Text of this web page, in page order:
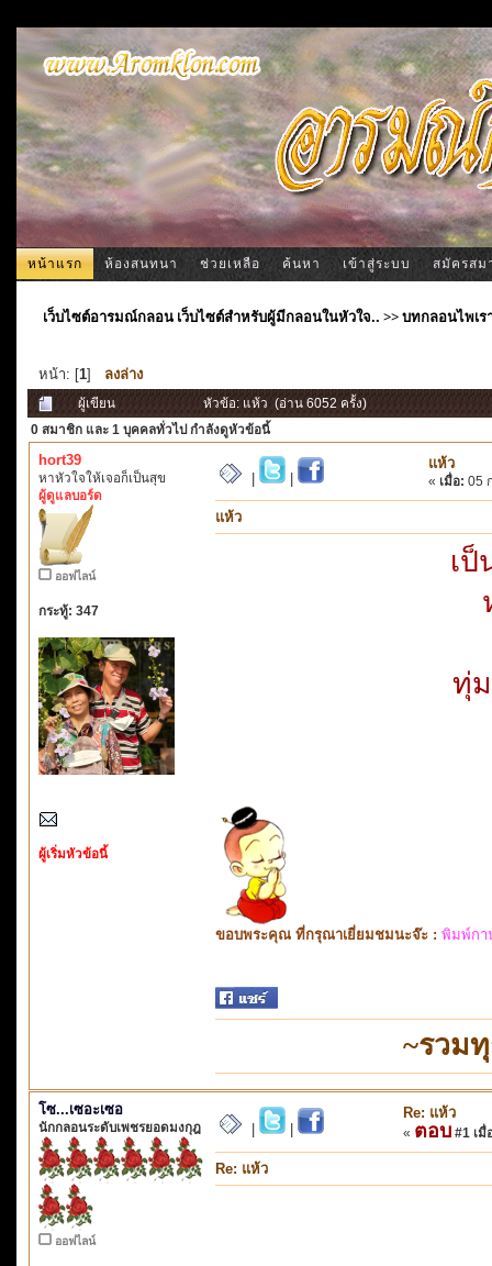
หน้าแรก ห้องสนทนา ช่วยเหลือ ค้นหา เข้าสู่ระบบ สมัครสม
เว็บไซต์อารมณ์กลอน เว็บไซต์สำหรับผู้มีกลอนในหัวใจ.. >>บทกลอนไพเร
หน้า: [1] ลงล่าง
ผู้เขียน
หัวข้อ: แห้ว (อ่าน 6052 ครั้ง)
0 สมาชิก และ 1 บุคคลทั่วไป กำลังดูหัวข้อนี้
hort39
หาหัวใจให้เจอก็เป็นสุข
ผู้ดูแลบอร์ด
ออฟไลน์
กระทู้: 347
ผู้เริ่มหัวข้อนี้
แห้ว
« เมื่อ: 05
แห้ว
เ
ทุ่
ขอบพระคุณ ที่กรุณาเยี่ยมชมนะจ๊ะ : พิมพ์กา
~รวม
โซ...เซอะเซอ
นักกลอนระดับเพชรยอดมงกุฎ
ออฟไลน์
Re: แห้ว
« ตอบ #1 เมื่
Re: แห้ว